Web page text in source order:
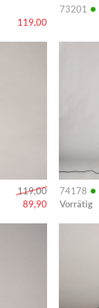
119,00
73201 •
119,00
89,90
74178 •
Vorrätig
Info
Info